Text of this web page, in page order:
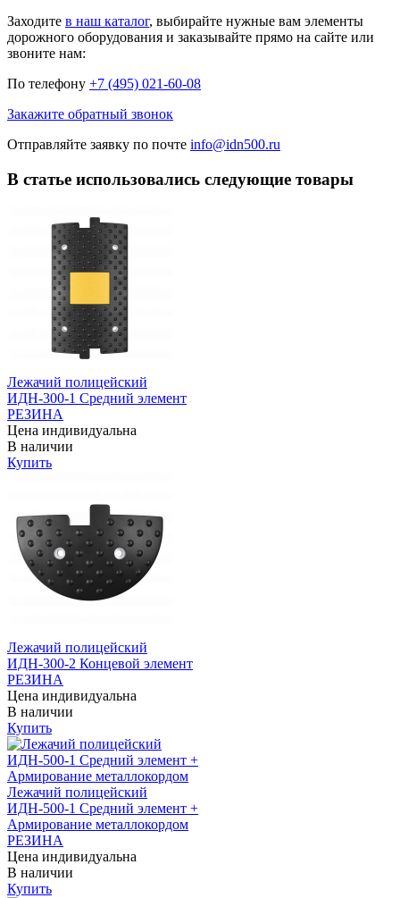
Заходите в наш каталог, выбирайте нужные вам элементы
дорожного оборудования и заказывайте прямо на сайте или
звоните нам:
По телефону +7 (495) 021-60-08
Закажите обратный звонок
Отправляйте заявку по почте info@idn500.ru
В статье использовались следующие товары
Лежачий полицейский
ИДН-300-1 Средний элемент
РЕЗИНА
Цена индивидуальна
В наличии
Купить
Лежачий полицейский
ИДН-300-2 Концевой элемент
РЕЗИНА
Цена индивидуальна
В наличии
Купить
Лежачий полицейский
ИДН-500-1 Средний элемент +
Армирование металлокордом
РЕЗИНА
Цена индивидуальна
В наличии
Купить